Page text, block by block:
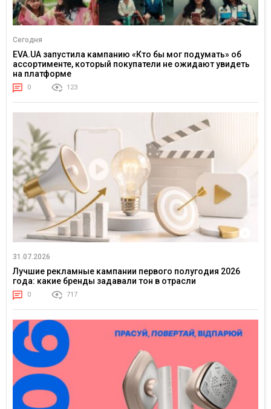
Сегодня
EVA.UA запустила кампанию «Кто бы мог подумать» об
ассортименте, который покупатели не ожидают увидеть
на платформе
0 123
31.07.2026
Лучшие рекламные кампании первого полугодия 2026
года: какие бренды задавали тон в отрасли
0 717